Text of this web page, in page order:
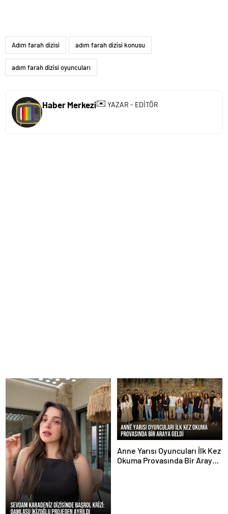
Adım farah dizisi adım farah dizisi konusu
adım farah dizisi oyuncuları
Haber Merkezi✉️ YAZAR - EDİTÖR
Anne Yarısı Oyuncuları İlk Kez
Okuma Provasında Bir Araya